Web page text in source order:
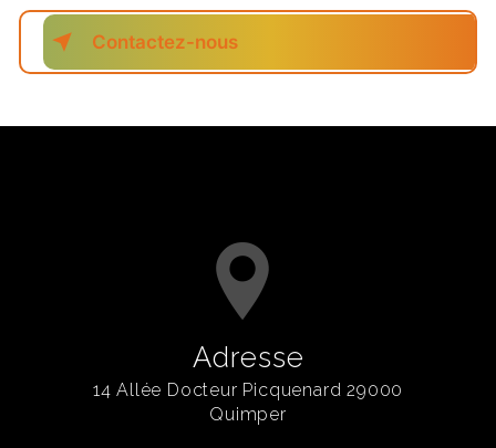
Contactez-nous
Adresse
14 Allée Docteur Picquenard 29000
Quimper